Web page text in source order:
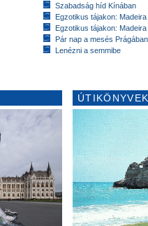
Szabadság híd Kínában
Egzotikus tájakon:
Egzotikus tájakon:
Pár nap a mesés Prágában
Lenézni a semmibe